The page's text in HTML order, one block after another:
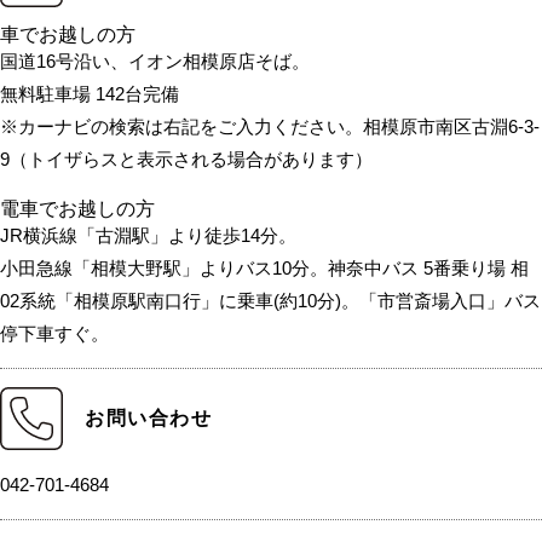
車でお越しの方
国道16号沿い、イオン相模原店そば。
無料駐車場 142台完備
※カーナビの検索は右記をご入力ください。相模原市南区古淵6-3-
9（トイザらスと表示される場合があります）
電車でお越しの方
JR横浜線「古淵駅」より徒歩14分。
小田急線「相模大野駅」よりバス10分。神奈中バス 5番乗り場 相
02系統「相模原駅南口行」に乗車(約10分)。「市営斎場入口」バス
停下車すぐ。
お問い合わせ
042-701-4684